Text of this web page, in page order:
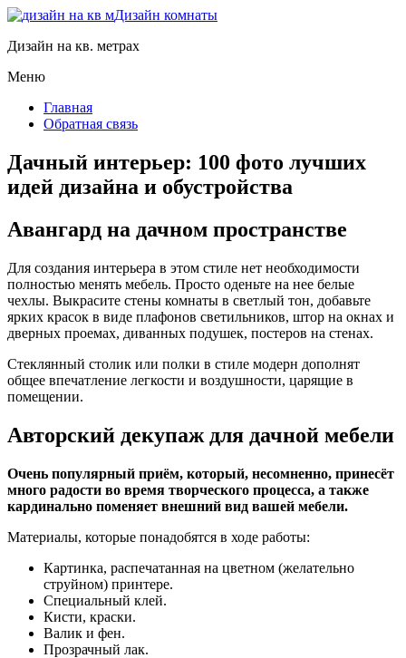
Дизайн комнаты
Дизайн на кв. метрах
Меню
Главная
Обратная связь
Дачный интерьер: 100 фото лучших
идей дизайна и обустройства
Авангард на дачном пространстве
Для создания интерьера в этом стиле нет необходимости
полностью менять мебель. Просто оденьте на нее белые
чехлы. Выкрасите стены комнаты в светлый тон, добавьте
ярких красок в виде плафонов светильников, штор на окнах и
дверных проемах, диванных подушек, постеров на стенах.
Стеклянный столик или полки в стиле модерн дополнят
общее впечатление легкости и воздушности, царящие в
помещении.
Авторский декупаж для дачной мебели
Очень популярный приём, который, несомненно, принесёт
много радости во время творческого процесса, а также
кардинально поменяет внешний вид вашей мебели.
Материалы, которые понадобятся в ходе работы:
Картинка, распечатанная на цветном (желательно
струйном) принтере.
Специальный клей.
Кисти, краски.
Валик и фен.
Прозрачный лак.